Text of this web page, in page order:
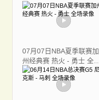
07月07日NBA夏季联赛加
州经典赛 热火 - 勇士 全场
录像